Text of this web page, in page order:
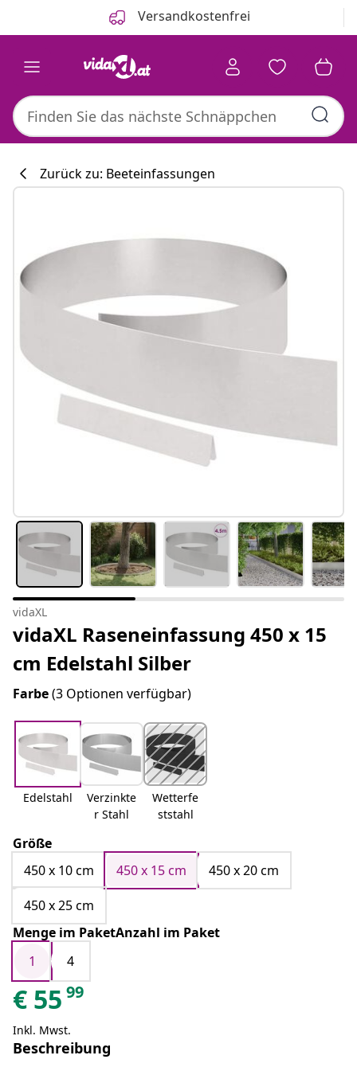
Versandkostenfrei
#sharemevidaxl
Zurück zu: Beeteinfassungen
vidaXL
vidaXL Raseneinfassung 450 x 15
cm Edelstahl Silber
Farbe(3 Optionen verfügbar)
Edelstahl
Verzinkte
r Stahl
Wetterfe
ststahl
Größe
450 x 10 cm
450 x 15 cm
450 x 20 cm
450 x 25 cm
Menge im PaketAnzahl im Paket
1
4
€ 55 99
Inkl. Mwst.
Beschreibung